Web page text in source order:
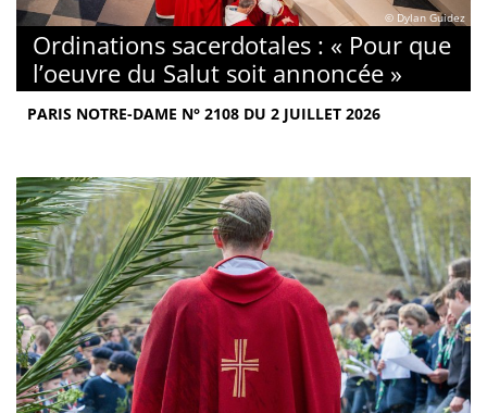
© Dylan Guidez
Ordinations sacerdotales : « Pour que
l’oeuvre du Salut soit annoncée »
PARIS NOTRE-DAME N° 2108 DU 2 JUILLET 2026